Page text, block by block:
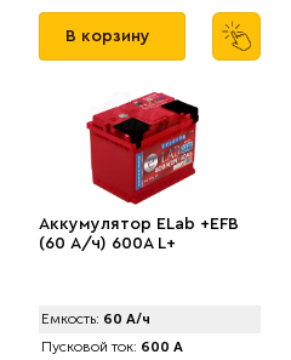
В корзину
Аккумулятор ELab +EFB
(60 А/ч) 600A L+
Емкость: 60 А/ч
Пусковой ток: 600 А